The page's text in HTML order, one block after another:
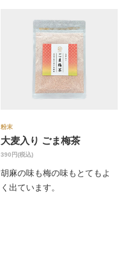
粉末
大麦入り ごま梅茶
390円(税込)
胡麻の味も梅の味もとてもよ
く出ています。